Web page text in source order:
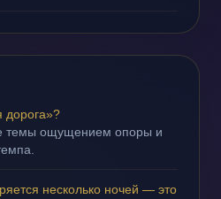
дорога»?
темы ощущением опоры и
несколько ночей — это